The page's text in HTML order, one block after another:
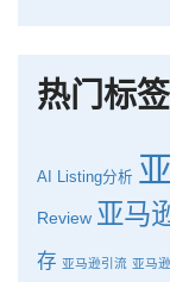
热门标签
AI Listing分析
Review 亚马
存 亚马逊引流 亚马